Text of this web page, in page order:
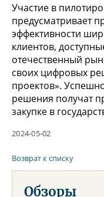
Участие в
предусматривает
эффективности
клиентов,
отечественный
своих цифровых
проектов».
решения получат
закупке в
2024-05-02
Возврат к списку
Обзоры